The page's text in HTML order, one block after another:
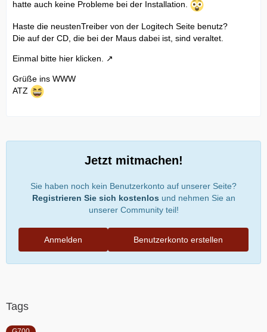
hatte auch keine Probleme bei der Installation.
Haste die neustenTreiber von der Logitech Seite benutz?
Die auf der CD, die bei der Maus dabei ist, sind veraltet.
Einmal bitte hier klicken.
Grüße ins WWW
ATZ
Jetzt mitmachen!
Sie haben noch kein Benutzerkonto auf unserer Seite?
Registrieren Sie sich kostenlos und nehmen Sie an
unserer Community teil!
Benutzerkonto erstellen
Anmelden
Tags